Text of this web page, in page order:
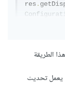
res.
الطريقة
يعمل تحديث